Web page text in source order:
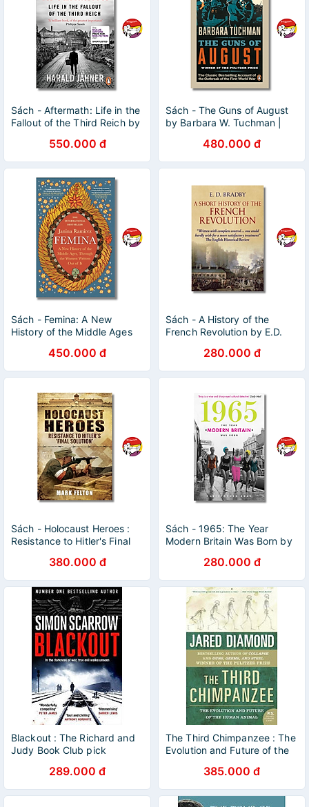
Sách - Aftermath: Life in the
Fallout of the Third Reich by
Nonfiction550.000 đ
Sách - The Guns of August
by Barbara W. Tuchman |
Lịch sử Nhập khẩu
480.000 đ
Sách - Femina: A New
History of the Middle Ages
Feminism / Ngoại văn
450.000 đ
Sách - A History of the
French Revolution by E.D.
280.000 đ
Sách - Holocaust Heroes :
Resistance to Hitler's Final
380.000 đ
Sách - 1965: The Year
Modern Britain Was Born by
280.000 đ
Blackout : The Richard and
Judy Book Club pick
289.000 đ
The Third Chimpanzee : The
Evolution and Future of the
385.000 đ